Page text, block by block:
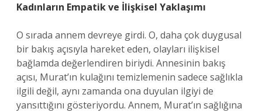
Kadınların Empatik ve İlişkisel Yaklaşımı
O sırada annem devreye girdi. O, daha çok duygusal
bir bakış açısıyla hareket eden, olayları ilişkisel
bağlamda değerlendiren biriydi. Annesinin bakış
açısı, Murat’ın kulağını temizlemenin sadece sağlıkla
ilgili değil, aynı zamanda ona duyulan ilgiyi de
yansıttığını gösteriyordu. Annem, Murat’ın sağlığına